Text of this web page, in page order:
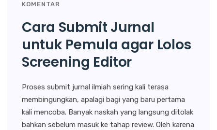
KOMENTAR
Cara Submit Jurnal
untuk Pemula agar Lolos
Screening Editor
Proses submit jurnal ilmiah sering kali terasa
membingungkan, apalagi bagi yang baru pertama
kali mencoba. Banyak naskah yang langsung ditolak
bahkan sebelum masuk ke tahap review. Oleh karena